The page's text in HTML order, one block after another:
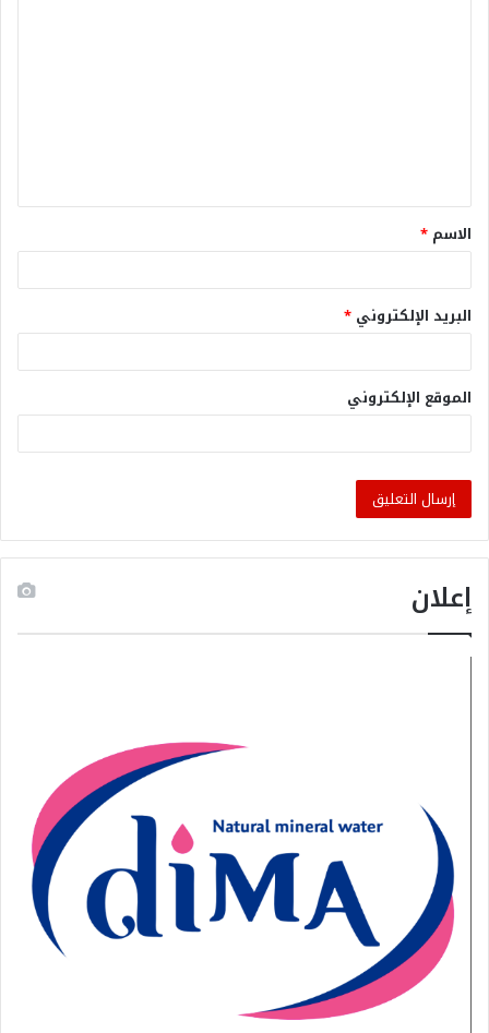
الاسم *
البريد الإلكتروني *
الموقع الإلكتروني
إعلان